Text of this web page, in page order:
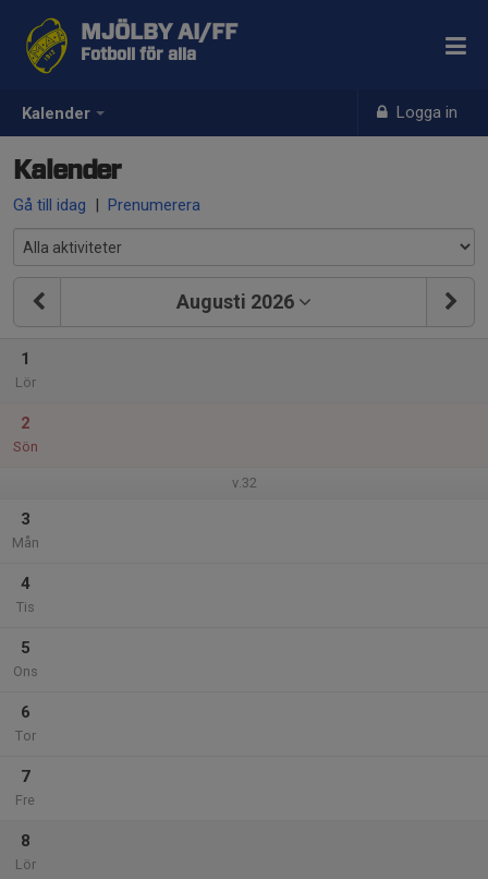
Kalender Logga in
MJÖLBY AI/FF
Fotboll för alla
Kalender
Gå till idag | Prenumerera
Augusti 2026
1
Lör
2
Sön
v.32
3
Mån
4
Tis
5
Ons
6
Tor
7
Fre
8
Lör